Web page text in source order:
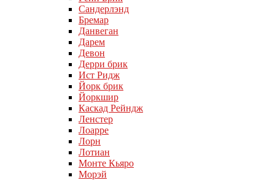
Сандерлэнд
Бремар
Данвеган
Дарем
Девон
Дерри брик
Ист Ридж
Йорк брик
Йоркшир
Каскад Рейндж
Ленстер
Лоарре
Лорн
Лотиан
Монте Кьяро
Морэй